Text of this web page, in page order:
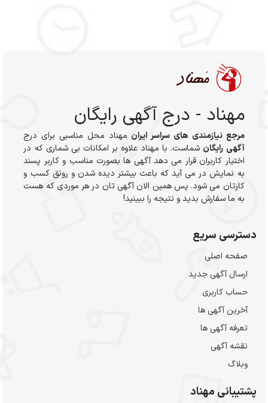
مهناد - درج آگهی رایگان
مرجع نیازمندی های سراسر ایران مهناد محل مناسبی برای درج
آگهی رایگان شماست. با مهناد علاوه بر امکانات بی شماری که در
اختیار کاربران قرار می دهد آگهی ها بصورت مناسب و کاربر پسند
به نمایش در می آید که باعث بیشتر دیده شدن و رونق کسب و
کارتان می شود. پس همین الان آگهی تان در هر موردی که هست
به ما سفارش بدید و نتیجه را ببینید!
دسترسی سریع
صفحه اصلی
ارسال‌ آگهی جدید
حساب کاربری
آخرین آگهی ها
تعرفه آگهی ها
نقشه آگهی
وبلاگ
پشتیبانی مهناد